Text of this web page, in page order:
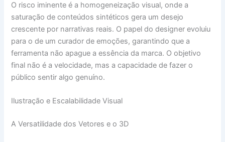
O risco iminente é a homogeneização visual, onde a
saturação de conteúdos sintéticos gera um desejo
crescente por narrativas reais. O papel do designer evoluiu
para o de um curador de emoções, garantindo que a
ferramenta não apague a essência da marca. O objetivo
final não é a velocidade, mas a capacidade de fazer o
público sentir algo genuíno.
Ilustração e Escalabilidade Visual
A Versatilidade dos Vetores e o 3D